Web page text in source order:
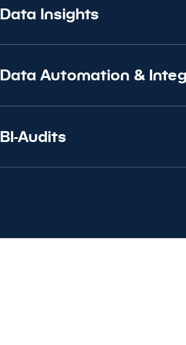
Data Insights
Data Automation&
BI-Audits